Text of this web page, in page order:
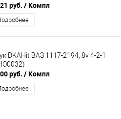
руб. / Компл
DKAHit ВАЗ 1117-2194, 8v 4-2-1
руб. / Компл